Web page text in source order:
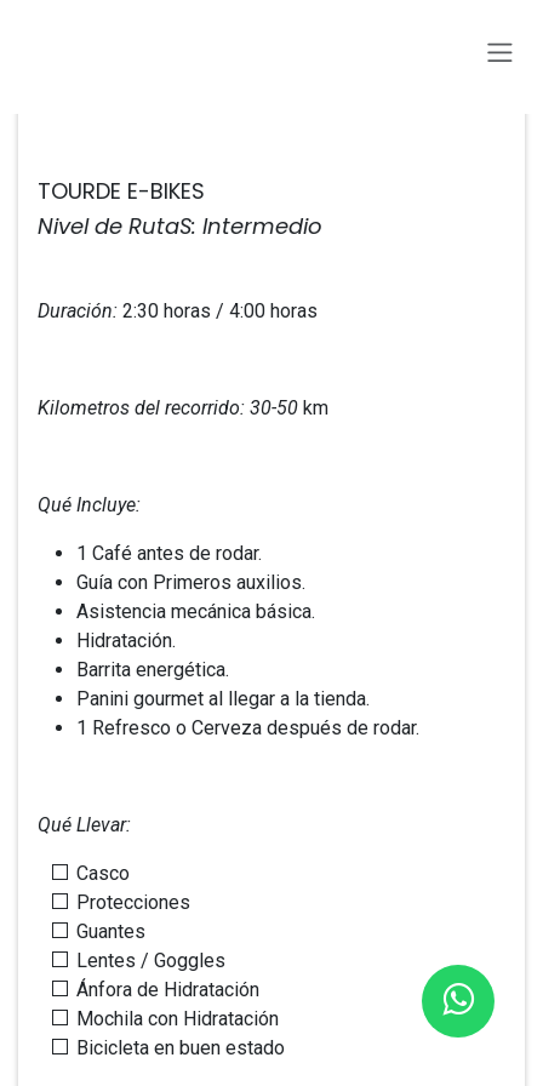
TOURDE E-BIKES
Nivel de RutaS: Intermedio
Duración: 2:30 horas / 4:00 horas
Kilometros del recorrido: 30-50 km
Qué Incluye:
1 Café antes de rodar.
Guía con Primeros auxilios.
Asistencia mecánica básica.
Hidratación.
Barrita energética.
Panini gourmet al llegar a la tienda.
1 Refresco o Cerveza después de rodar.
Qué Llevar:
Casco
Protecciones
Guantes
Lentes / Goggles
Ánfora de Hidratación
Mochila con Hidratación
Bicicleta en buen estado